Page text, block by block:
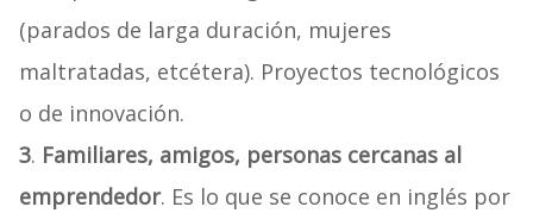
(parados de larga duración, mujeres
maltratadas, etcétera). Proyectos tecnológicos
o de innovación.
3. Familiares, amigos, personas cercanas al
emprendedor. Es lo que se conoce en inglés por